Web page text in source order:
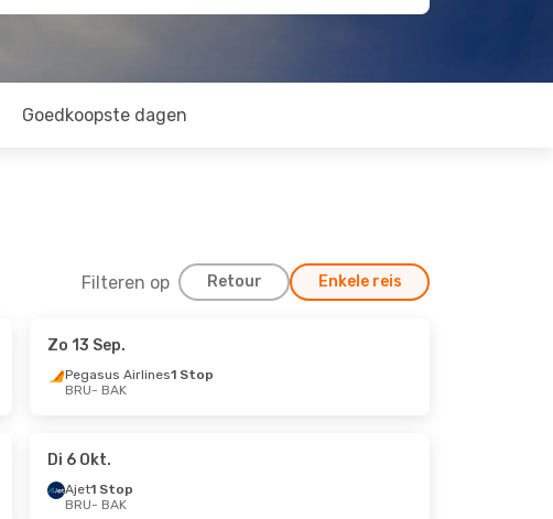
Goedkoopste dagen
Filteren op Retour Enkele reis
Zo 13 Sep.
Pegasus Airlines1 Stop
BRU- BAK
Di 6 Okt.
Ajet1 Stop
BRU- BAK